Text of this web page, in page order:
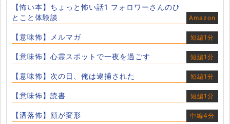
【怖い本】ちょっと怖い話1 フォロワーさんのひ
とこと体験談
Amazon
【意味怖】メルマガ 短編1分
【意味怖】心霊スポットで一夜を過ごす 短編1分
【意味怖】次の日、俺は逮捕された 短編1分
【意味怖】読書 短編1分
【洒落怖】顔が変形 中編4分